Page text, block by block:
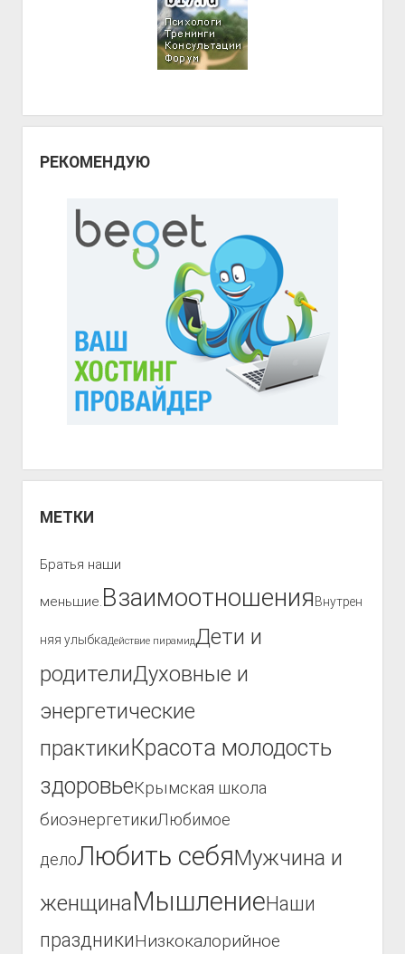
РЕКОМЕНДУЮ
МЕТКИ
Братья наши
меньшие.Взаимоотношения Внутрен
няя улыбкаДействие пирамидДети и
родителиДуховные и
энергетические
практики Красота молодость
здоровьеКрымская школа
биоэнергетикиЛюбимое
делоЛюбить себяМужчина и
женщинаМышлениеНаши
праздникиНизкокалорийное